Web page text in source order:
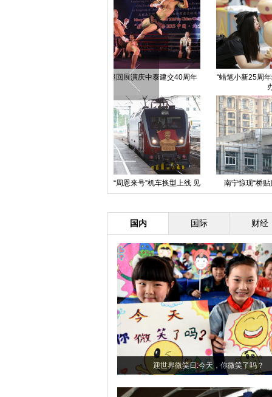
交警为减轻车祸伤员痛苦 托举其3
中国方
西安一女子推婴儿车横穿马路被撞
身亡
广
国内 国际 财经
迎世界微笑日:今天，你微笑了吗？